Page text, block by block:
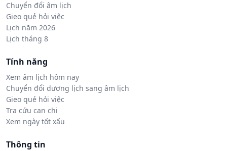
Chuyển đổi âm lịch
Gieo quẻ hỏi việc
Lịch năm 2026
Lịch tháng 8
Tính năng
Xem âm lịch hôm nay
Chuyển đổi dương lịch sang âm lịch
Gieo quẻ hỏi việc
Tra cứu can chi
Xem ngày tốt xấu
Thông tin